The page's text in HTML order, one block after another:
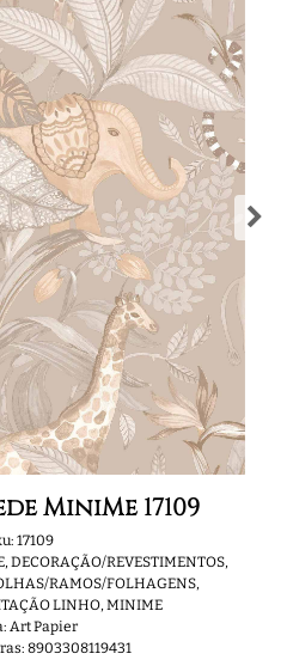
MiniMe 17109
17109
,DECORAÇÃO/REVESTIMENTOS,
RAMOS/FOLHAGENS,
LINHO,MINIME
Art Papier
8903308119431